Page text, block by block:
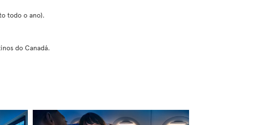
todo o ano).
do Canadá.